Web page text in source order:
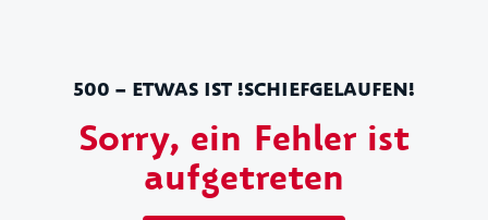
500 – ETWAS IST !SCHIEFGELAUFEN!
Sorry, ein Fehler ist
aufgetreten